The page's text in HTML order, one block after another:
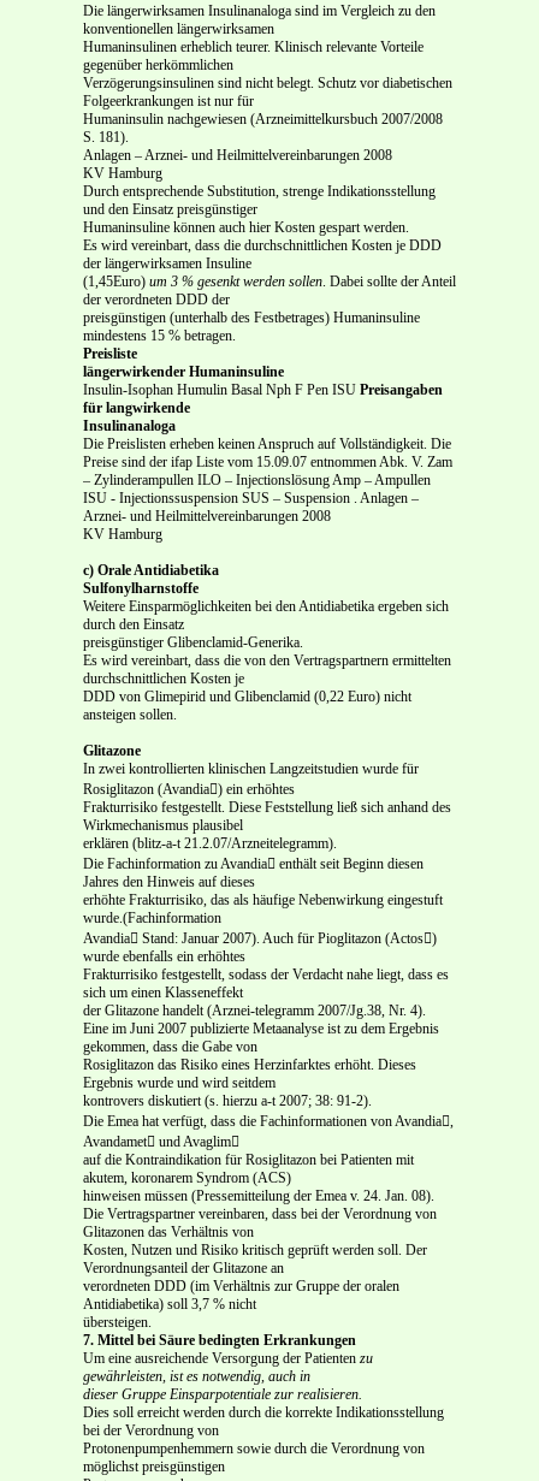
Die längerwirksamen Insulinanaloga sind im Vergleich zu den
konventionellen längerwirksamen
Humaninsulinen erheblich teurer. Klinisch relevante Vorteile
gegenüber herkömmlichen
Verzögerungsinsulinen sind nicht belegt. Schutz vor diabetischen
Folgeerkrankungen ist nur für
Humaninsulin nachgewiesen (Arzneimittelkursbuch 2007/2008
S. 181).
Anlagen – Arznei- und Heilmittelvereinbarungen 2008
KV Hamburg
Durch entsprechende Substitution, strenge Indikationsstellung
und den Einsatz preisgünstiger
Humaninsuline können auch hier Kosten gespart werden.
Es wird vereinbart, dass die durchschnittlichen Kosten je DDD
der längerwirksamen Insuline
(1,45Euro) um 3 % gesenkt werden sollen. Dabei sollte der Anteil
der verordneten DDD der
preisgünstigen (unterhalb des Festbetrages) Humaninsuline
mindestens 15 % betragen.
Preisliste
längerwirkender Humaninsuline
Insulin-Isophan Humulin Basal Nph F Pen ISU Preisangaben
für langwirkende
Insulinanaloga
Die Preislisten erheben keinen Anspruch auf Vollständigkeit. Die
Preise sind der ifap Liste vom 15.09.07 entnommen Abk. V. Zam
– Zylinderampullen ILO – Injectionslösung Amp – Ampullen
ISU - Injectionssuspension SUS – Suspension . Anlagen –
Arznei- und Heilmittelvereinbarungen 2008
KV Hamburg
c) Orale Antidiabetika
Sulfonylharnstoffe
Weitere Einsparmöglichkeiten bei den Antidiabetika ergeben sich
durch den Einsatz
preisgünstiger Glibenclamid-Generika.
Es wird vereinbart, dass die von den Vertragspartnern ermittelten
durchschnittlichen Kosten je
DDD von Glimepirid und Glibenclamid (0,22 Euro) nicht
ansteigen sollen.
Glitazone
In zwei kontrollierten klinischen Langzeitstudien wurde für
Rosiglitazon (Avandia) ein erhöhtes
Frakturrisiko festgestellt. Diese Feststellung ließ sich anhand des
Wirkmechanismus plausibel
erklären (blitz-a-t 21.2.07/Arzneitelegramm).
Die Fachinformation zu Avandia enthält seit Beginn diesen
Jahres den Hinweis auf dieses
erhöhte Frakturrisiko, das als häufige Nebenwirkung eingestuft
wurde.(Fachinformation
Avandia Stand: Januar 2007). Auch für Pioglitazon (Actos)
wurde ebenfalls ein erhöhtes
Frakturrisiko festgestellt, sodass der Verdacht nahe liegt, dass es
sich um einen Klasseneffekt
der Glitazone handelt (Arznei-telegramm 2007/Jg.38, Nr. 4).
Eine im Juni 2007 publizierte Metaanalyse ist zu dem Ergebnis
gekommen, dass die Gabe von
Rosiglitazon das Risiko eines Herzinfarktes erhöht. Dieses
Ergebnis wurde und wird seitdem
kontrovers diskutiert (s. hierzu a-t 2007; 38: 91-2).
Die Emea hat verfügt, dass die Fachinformationen von Avandia,
Avandamet und Avaglim
auf die Kontraindikation für Rosiglitazon bei Patienten mit
akutem, koronarem Syndrom (ACS)
hinweisen müssen (Pressemitteilung der Emea v. 24. Jan. 08).
Die Vertragspartner vereinbaren, dass bei der Verordnung von
Glitazonen das Verhältnis von
Kosten, Nutzen und Risiko kritisch geprüft werden soll. Der
Verordnungsanteil der Glitazone an
verordneten DDD (im Verhältnis zur Gruppe der oralen
Antidiabetika) soll 3,7 % nicht
übersteigen.
7. Mittel bei Säure bedingten Erkrankungen
Um eine ausreichende Versorgung der Patienten zu
gewährleisten, ist es notwendig, auch in
dieser Gruppe Einsparpotentiale zur realisieren.
Dies soll erreicht werden durch die korrekte Indikationsstellung
bei der Verordnung von
Protonenpumpenhemmern sowie durch die Verordnung von
möglichst preisgünstigen